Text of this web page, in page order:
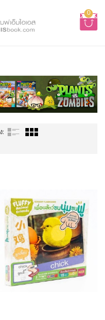
0
: